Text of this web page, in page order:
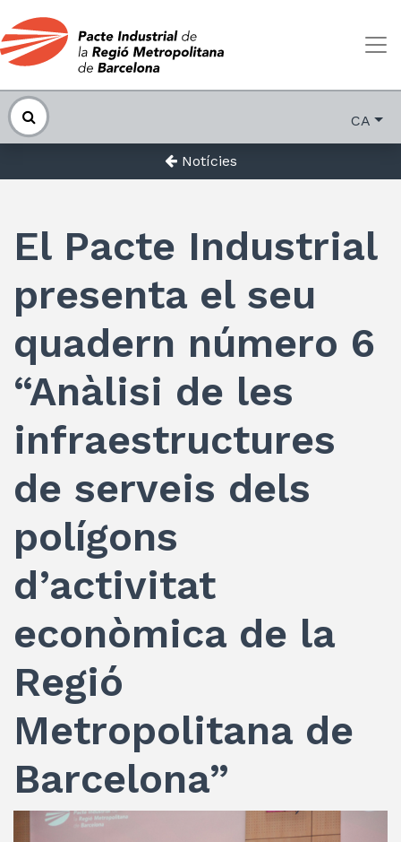
CA
Notícies
El Pacte Industrial
presenta el seu
quadern número 6
“Anàlisi de les
infraestructures
de serveis dels
polígons
d’activitat
econòmica de la
Regió
Metropolitana de
Barcelona”